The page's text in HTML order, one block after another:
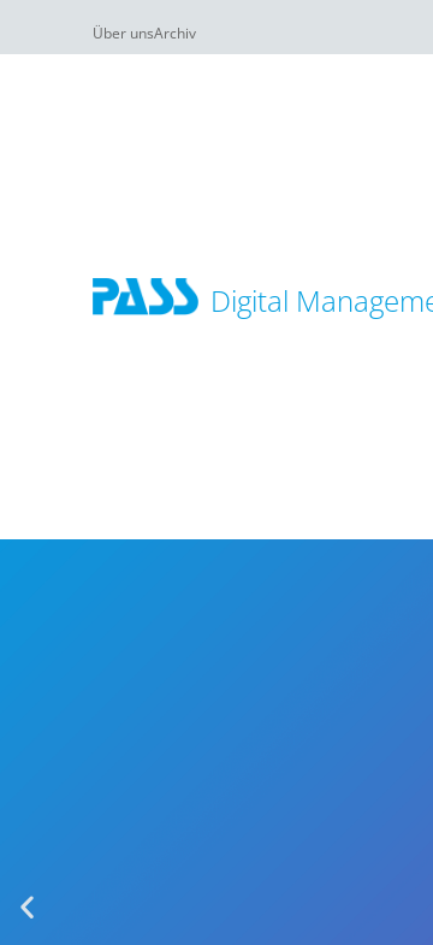
Über unsArchiv
Digital